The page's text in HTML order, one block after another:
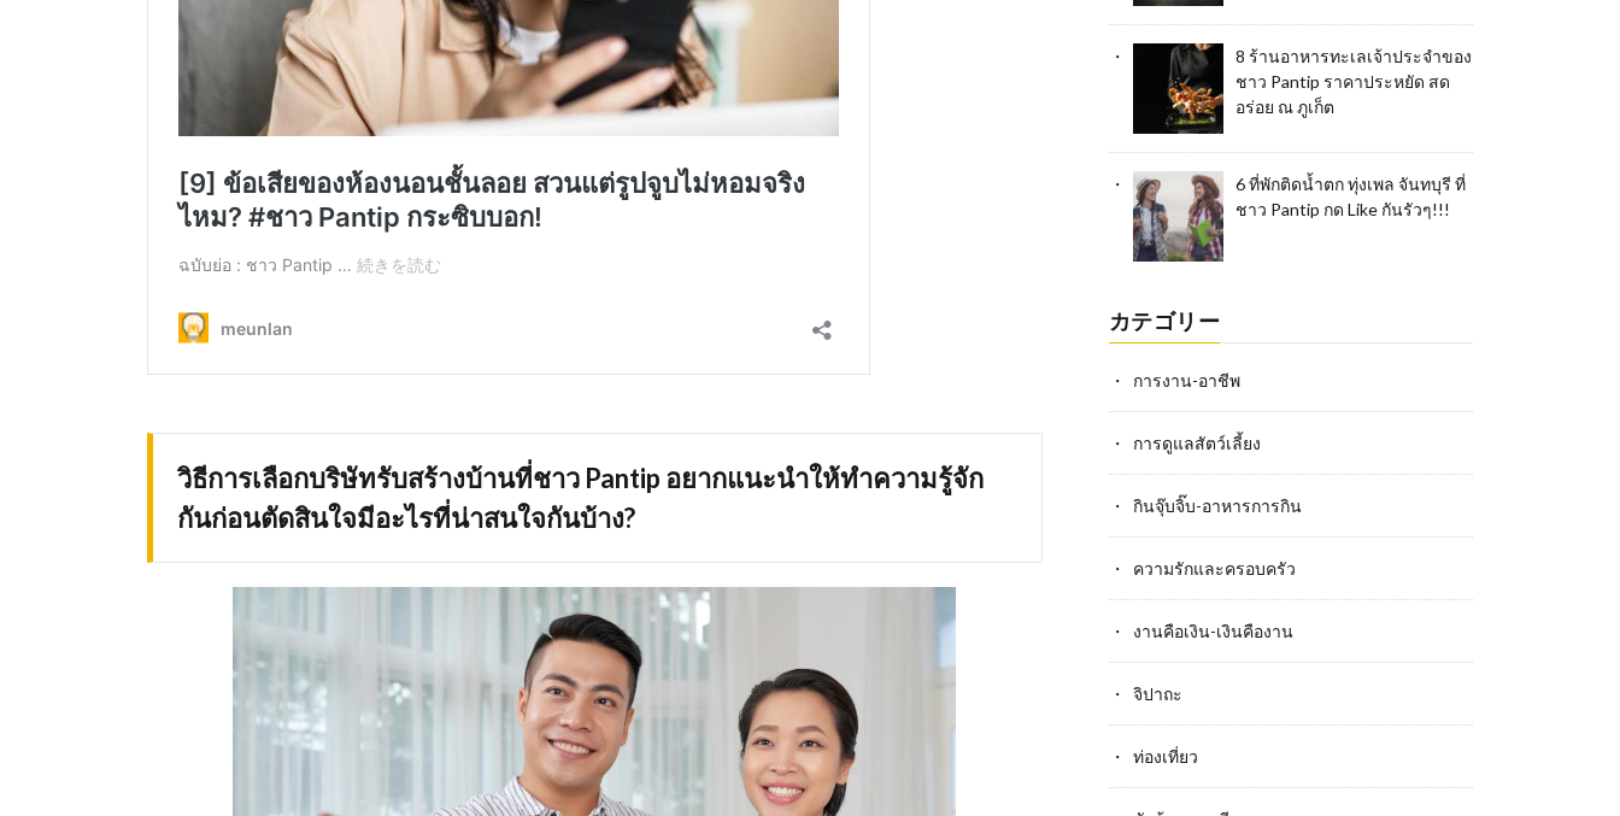
วิธีการเลือกบริษัทรับสร้างบ้านที่ชาว Pantip อยากแนะนำให้ทำความรู้จัก
กันก่อนตัดสินใจมีอะไรที่น่าสนใจกันบ้าง?
8 ร้านอาหารทะเลเจ้าประจำของ
ชาว Pantip ราคาประหยัด สด
อร่อย ณ ภูเก็ต
6 ที่พักติดน้ำตก ทุ่งเพล จันทบุรี ที่
ชาว Pantip กด Like กันรัวๆ!!!
カテゴリー
การงาน-อาชีพ
การดูแลสัตว์เลี้ยง
กินจุ๊บจิ๊บ-อาหารการกิน
ความรักและครอบครัว
งานคือเงิน-เงินคืองาน
จิปาถะ
ท่องเที่ยว